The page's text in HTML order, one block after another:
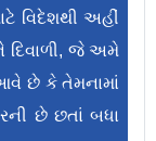
વિદેશથી અહીં
જે અમે
છે કે તેમનામાં
છે છતાં બધા